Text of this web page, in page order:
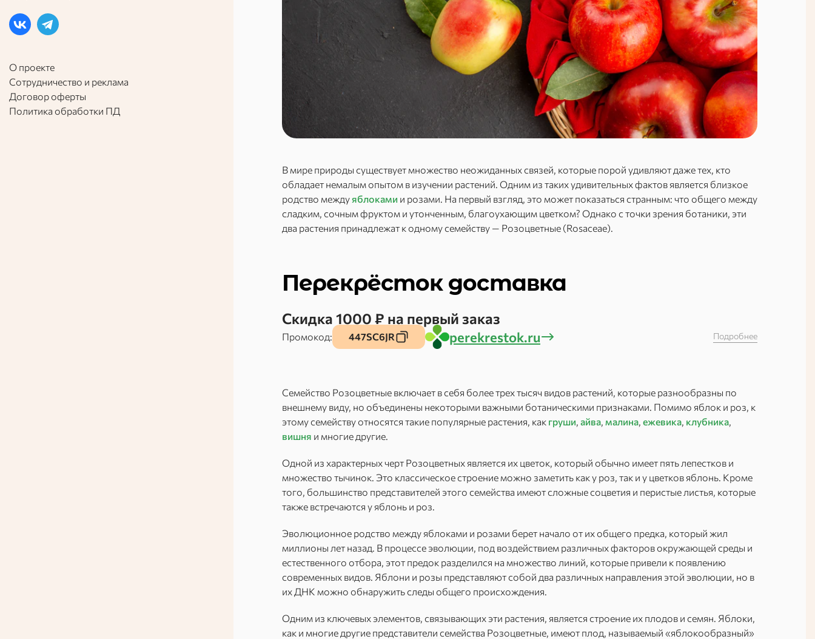
О проекте
Сотрудничество и реклама
Договор оферты
Политика обработки ПД
В мире природы существует множество неожиданных связей, которые порой удивляют даже тех, кто
обладает немалым опытом в изучении растений. Одним из таких удивительных фактов является близкое
родство междуяблоками и розами. На первый взгляд, это может показаться странным: что общего между
сладким, сочным фруктом и утонченным, благоухающим цветком? Однако с точки зрения ботаники, эти
два растения принадлежат к одному семейству — Розоцветные (Rosaceae).
Перекрёсток доставка
Скидка 1000 ₽ на первый заказ
Промокод: 447SC6JR perekrestok.ru Подробнее
Семейство Розоцветные включает в себя более трех тысяч видов растений, которые разнообразны по
внешнему виду, но объединены некоторыми важными ботаническими признаками. Помимо яблок и роз, к
этому семейству относятся такие популярные растения, как груши, айва, малина, ежевика, клубника,
вишня и многие другие.
Одной из характерных черт Розоцветных является их цветок, который обычно имеет пять лепестков и
множество тычинок. Это классическое строение можно заметить как у роз, так и у цветков яблонь. Кроме
того, большинство представителей этого семейства имеют сложные соцветия и перистые листья, которые
также встречаются у яблонь и роз.
Эволюционное родство между яблоками и розами берет начало от их общего предка, который жил
миллионы лет назад. В процессе эволюции, под воздействием различных факторов окружающей среды и
естественного отбора, этот предок разделился на множество линий, которые привели к появлению
современных видов. Яблони и розы представляют собой два различных направления этой эволюции, но в
их ДНК можно обнаружить следы общего происхождения.
Одним из ключевых элементов, связывающих эти растения, является строение их плодов и семян. Яблоки,
как и многие другие представители семейства Розоцветные, имеют плод, называемый «яблокообразный»